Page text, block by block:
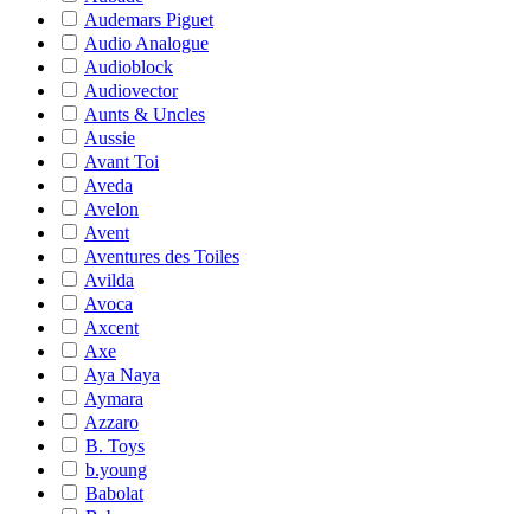
Audemars Piguet
Audio Analogue
Audioblock
Audiovector
Aunts & Uncles
Aussie
Avant Toi
Aveda
Avelon
Avent
Aventures des Toiles
Avilda
Avoca
Axcent
Axe
Aya Naya
Aymara
Azzaro
B. Toys
b.young
Babolat